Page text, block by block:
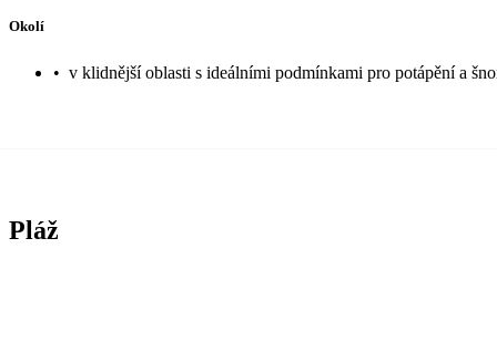
Okolí
• v klidnější oblasti s ideálními podmínkami pro potápění a
Pláž